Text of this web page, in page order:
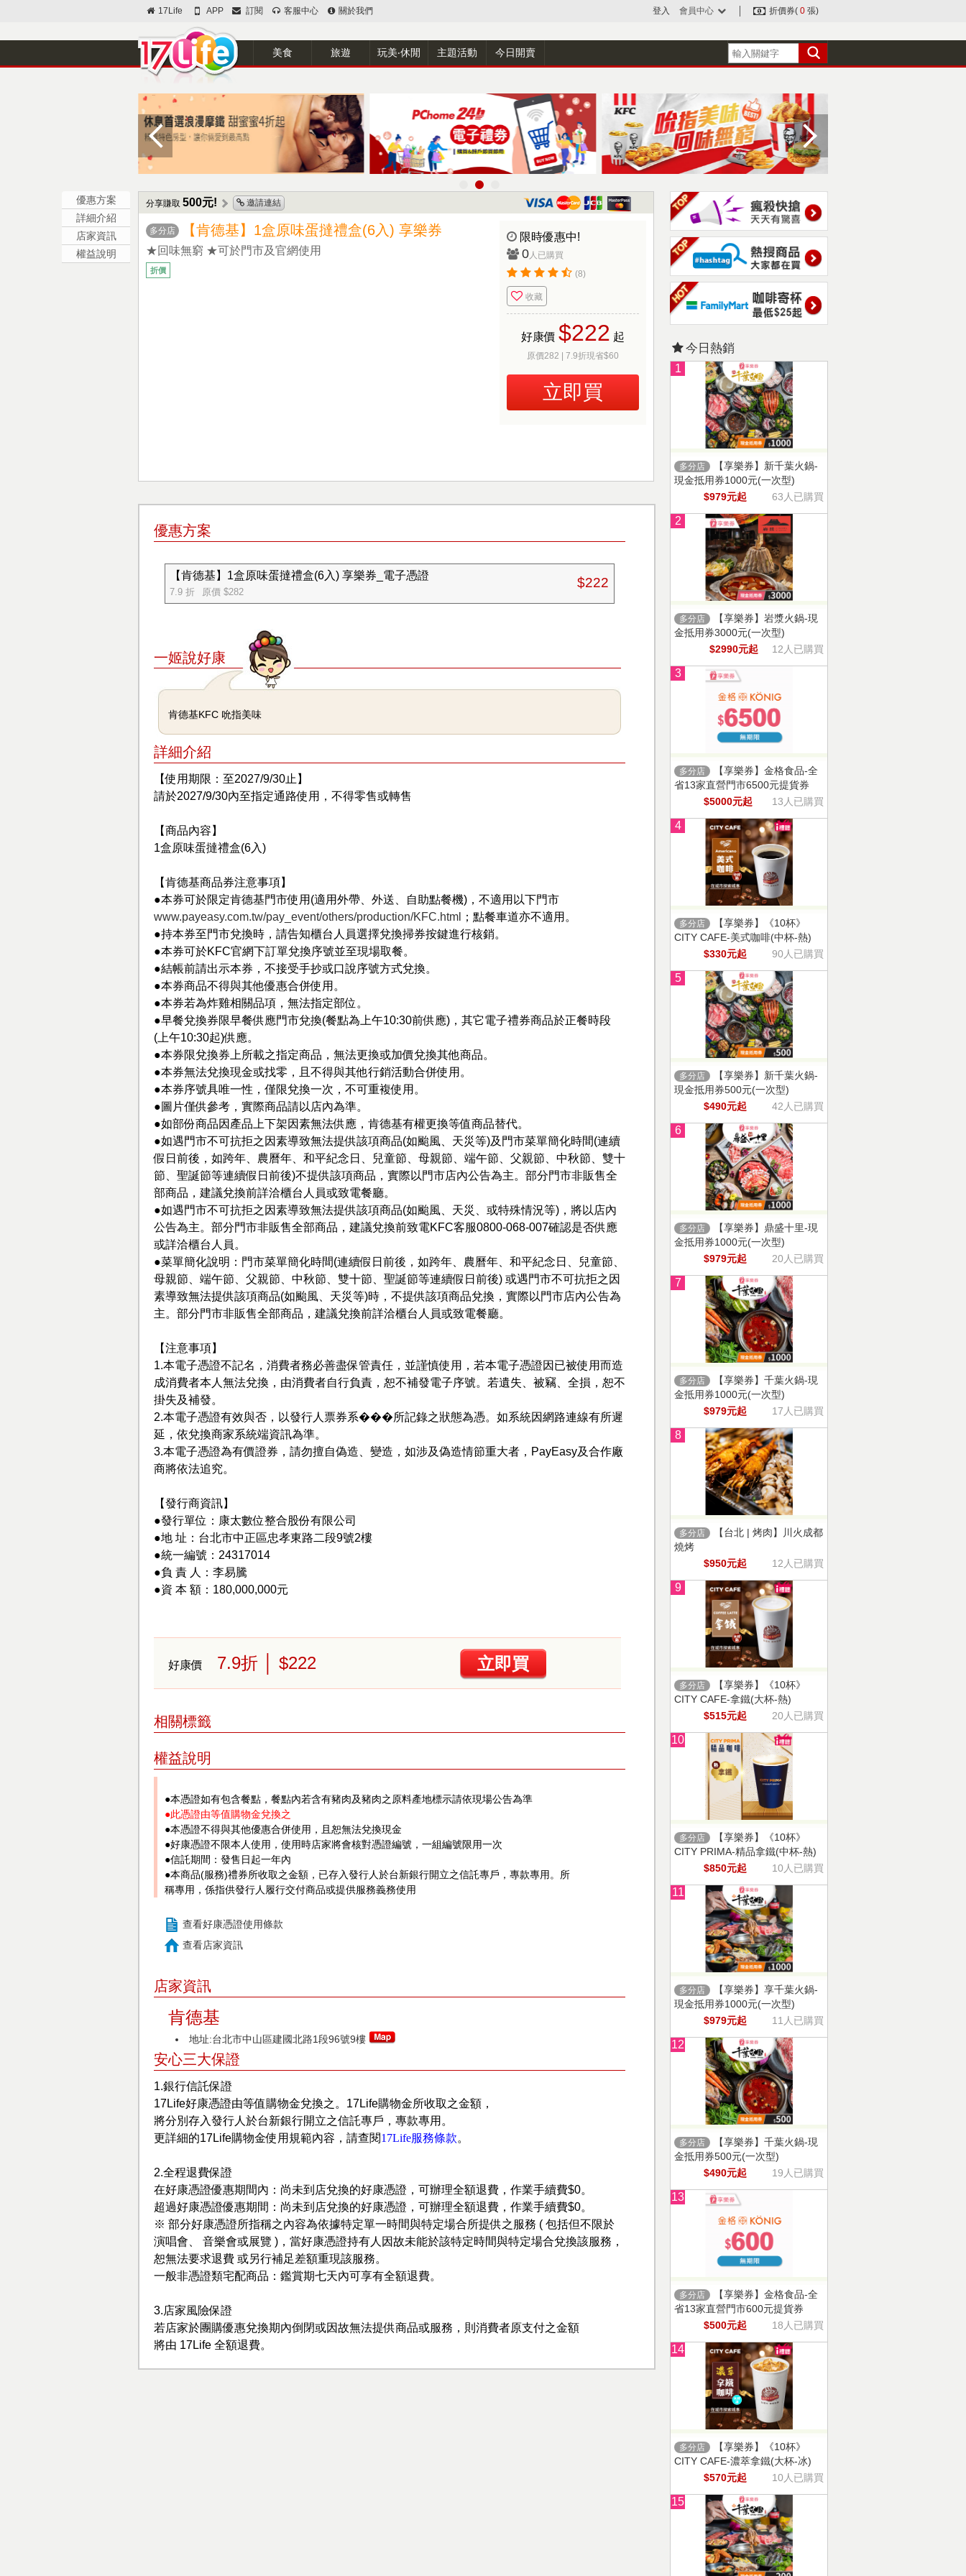
17Life APP 訂閱 客服中心 關於我們 登入 會員中心 折價券( 0 張)
美食 旅遊 玩美‧休閒 主題活動 今日開賣
優惠方案
詳細介紹
店家資訊
權益說明
分享賺取 500元! 邀請連結
多分店 【肯德基】1盒原味蛋撻禮盒(6入) 享樂券
★回味無窮 ★可於門市及官網使用
折價
限時優惠中!
0人已購買
(8)
收藏
好康價 $222 起
原價282 | 7.9折現省$60
立即買
優惠方案
【肯德基】1盒原味蛋撻禮盒(6入) 享樂券_電子憑證
7.9 折 原價 $282
$222
一姬說好康
肯德基KFC 吮指美味
詳細介紹
【使用期限：至2027/9/30止】
請於2027/9/30內至指定通路使用，不得零售或轉售
【商品內容】
1盒原味蛋撻禮盒(6入)
【肯德基商品券注意事項】
●本券可於限定肯德基門市使用(適用外帶、外送、自助點餐機)，不適用以下門市
www.payeasy.com.tw/pay_event/others/production/KFC.html
；點餐車道亦不適用。
●持本券至門市兌換時，請告知櫃台人員選擇兌換掃券按鍵進行核銷。
●本券可於KFC官網下訂單兌換序號並至現場取餐。
●結帳前請出示本券，不接受手抄或口說序號方式兌換。
●本券商品不得與其他優惠合併使用。
●本券若為炸雞相關品項，無法指定部位。
●早餐兌換券限早餐供應門市兌換(餐點為上午10:30前供應)，其它電子禮券商品於正餐時段
(上午10:30起)供應。
●本券限兌換券上所載之指定商品，無法更換或加價兌換其他商品。
●本券無法兌換現金或找零，且不得與其他行銷活動合併使用。
●本券序號具唯一性，僅限兌換一次，不可重複使用。
●圖片僅供參考，實際商品請以店內為準。
●如部份商品因產品上下架因素無法供應，肯德基有權更換等值商品替代。
●如遇門市不可抗拒之因素導致無法提供該項商品(如颱風、天災等)及門市菜單簡化時間(連續
假日前後，如跨年、農曆年、和平紀念日、兒童節、母親節、端午節、父親節、中秋節、雙十
節、聖誕節等連續假日前後)不提供該項商品，實際以門市店內公告為主。部分門市非販售全
部商品，建議兌換前詳洽櫃台人員或致電餐廳。
●如遇門市不可抗拒之因素導致無法提供該項商品(如颱風、天災、或特殊情況等)，將以店內
公告為主。部分門市非販售全部商品，建議兌換前致電KFC客服0800-068-007確認是否供應
或詳洽櫃台人員。
●菜單簡化說明：門市菜單簡化時間(連續假日前後，如跨年、農曆年、和平紀念日、兒童節、
母親節、端午節、父親節、中秋節、雙十節、聖誕節等連續假日前後) 或遇門市不可抗拒之因
素導致無法提供該項商品(如颱風、天災等)時，不提供該項商品兌換，實際以門市店內公告為
主。部分門市非販售全部商品，建議兌換前詳洽櫃台人員或致電餐廳。
【注意事項】
1.本電子憑證不記名，消費者務必善盡保管責任，並謹慎使用，若本電子憑證因已被使用而造
成消費者本人無法兌換，由消費者自行負責，恕不補發電子序號。若遺失、被竊、全損，恕不
掛失及補發。
2.本電子憑證有效與否，以發行人票券系���所記錄之狀態為憑。如系統因網路連線有所遲
延，依兌換商家系統端資訊為準。
3.本電子憑證為有價證券，請勿擅自偽造、變造，如涉及偽造情節重大者，PayEasy及合作廠
商將依法追究。
【發行商資訊】
●發行單位：康太數位整合股份有限公司
●地 址：台北市中正區忠孝東路二段9號2樓
●統一編號：24317014
●負 責 人：李易騰
●資 本 額：180,000,000元
好康價 7.9折 │ $222 立即買
相關標籤
權益說明
●本憑證如有包含餐點，餐點內若含有豬肉及豬肉之原料產地標示請依現場公告為準
●此憑證由等值購物金兌換之
●本憑證不得與其他優惠合併使用，且恕無法兌換現金
●好康憑證不限本人使用，使用時店家將會核對憑證編號，一組編號限用一次
●信託期間：發售日起一年內
●本商品(服務)禮券所收取之金額，已存入發行人於台新銀行開立之信託專戶，專款專用。所
稱專用，係指供發行人履行交付商品或提供服務義務使用
查看好康憑證使用條款
查看店家資訊
店家資訊
肯德基
地址:台北市中山區建國北路1段96號9樓
安心三大保證
1.銀行信託保證
17Life好康憑證由等值購物金兌換之。17Life購物金所收取之金額，
將分別存入發行人於台新銀行開立之信託專戶，專款專用。
更詳細的17Life購物金使用規範內容，請查閱17Life服務條款。
2.全程退費保證
在好康憑證優惠期間內：尚未到店兌換的好康憑證，可辦理全額退費，作業手續費$0。
超過好康憑證優惠期間：尚未到店兌換的好康憑證，可辦理全額退費，作業手續費$0。
※ 部分好康憑證所指稱之內容為依據特定單一時間與特定場合所提供之服務 ( 包括但不限於
演唱會、 音樂會或展覽 )，當好康憑證持有人因故未能於該特定時間與特定場合兌換該服務，
恕無法要求退費 或另行補足差額重現該服務。
一般非憑證類宅配商品：鑑賞期七天內可享有全額退費。
3.店家風險保證
若店家於團購優惠兌換期內倒閉或因故無法提供商品或服務，則消費者原支付之金額
將由 17Life 全額退費。
今日熱銷
1
多分店
【享樂券】新千葉火鍋-
現金抵用券1000元(一次型)
$979元起
63人已購買
2
多分店
【享樂券】岩漿火鍋-現
金抵用券3000元(一次型)
$2990元起
12人已購買
3
多分店
【享樂券】金格食品-全
省13家直營門市6500元提貨券
$5000元起
13人已購買
4
多分店
【享樂券】《10杯》
CITY CAFE-美式咖啡(中杯-熱)
$330元起
90人已購買
5
多分店
【享樂券】新千葉火鍋-
現金抵用券500元(一次型)
$490元起
42人已購買
6
多分店
【享樂券】鼎盛十里-現
金抵用券1000元(一次型)
$979元起
20人已購買
7
多分店
【享樂券】千葉火鍋-現
金抵用券1000元(一次型)
$979元起
17人已購買
8
多分店
【台北 | 烤肉】川火成都
燒烤
$950元起
12人已購買
9
多分店
【享樂券】《10杯》
CITY CAFE-拿鐵(大杯-熱)
$515元起
20人已購買
10
多分店
【享樂券】《10杯》
CITY PRIMA-精品拿鐵(中杯-熱)
$850元起
10人已購買
11
多分店
【享樂券】享千葉火鍋-
現金抵用券1000元(一次型)
$979元起
11人已購買
12
多分店
【享樂券】千葉火鍋-現
金抵用券500元(一次型)
$490元起
19人已購買
13
多分店
【享樂券】金格食品-全
省13家直營門市600元提貨券
$500元起
18人已購買
14
多分店
【享樂券】《10杯》
CITY CAFE-濃萃拿鐵(大杯-冰)
$570元起
10人已購買
15